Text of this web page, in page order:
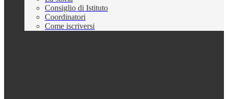
Consiglio di Istituto
Coordinatori
Come iscriversi